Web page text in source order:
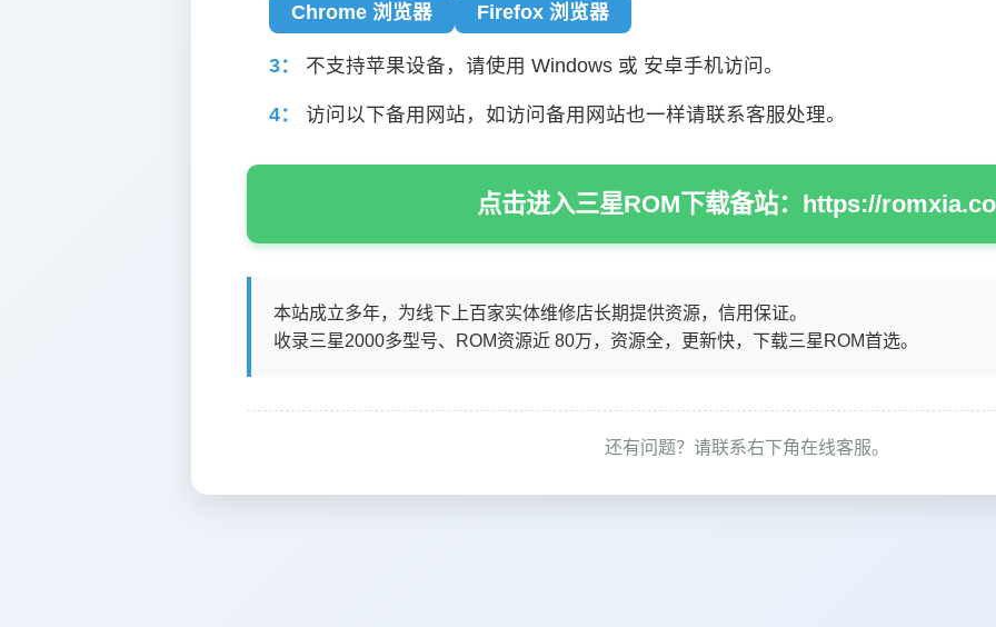
Chrome 浏览器 Firefox 浏览器
3： 不支持苹果设备，请使用 Windows 或 安卓手机访问。
4： 访问以下备用网站，如访问备用网站也一样请联系客服处理。
点击进入三星ROM下载备站：https://
本站成立多年，为线下上百家实体维修店长期提供资源，信用保证。
收录三星2000多型号、ROM资源近 80万，资源全，更新快，下载三星ROM首选。
还有问题？请联系右下角在线客服。